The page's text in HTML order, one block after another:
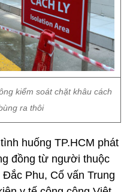
kiểm soát chặt khâu cách
ra thôi
huống TP.HCM phát
đồng từ người thuộc
Phu, Cố vấn Trung